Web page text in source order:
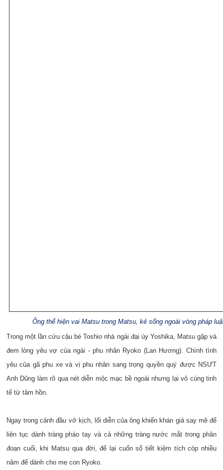
Ông thể hiện vai Matsu trong Matsu, kẻ sống ngoài vòng pháp
Trong một lần cứu cậu bé Toshio nhà ngài đại úy Yoshika, Matsu gặp và
đem lòng yêu vợ của ngài - phu nhân Ryoko (Lan Hương). Chính tình
yêu của gã phu xe và vị phu nhân sang trọng quyền quý được NSƯT
Anh Dũng làm rõ qua nét diễn mộc mạc bề ngoài nhưng lại vô cùng tinh
tế từ tâm hồn.
Ngay trong cảnh đầu vở kịch, lối diễn của ông khiến khán giả say mê để
liên tục dành tràng pháo tay và cả những tràng nước mắt trong phân
đoạn cuối, khi Matsu qua đời, để lại cuốn sổ tiết kiệm tích cóp nhiều
năm để dành cho mẹ con Ryoko.